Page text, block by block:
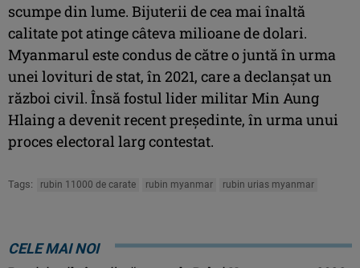
scumpe din lume. Bijuterii de cea mai înaltă
calitate pot atinge câteva milioane de dolari.
Myanmarul este condus de către o juntă în urma
unei lovituri de stat, în 2021, care a declanşat un
război civil. Însă fostul lider militar Min Aung
Hlaing a devenit recent preşedinte, în urma unui
proces electoral larg contestat.
Tags: rubin 11000 de carate rubin myanmar rubin urias myanmar
CELE MAI NOI